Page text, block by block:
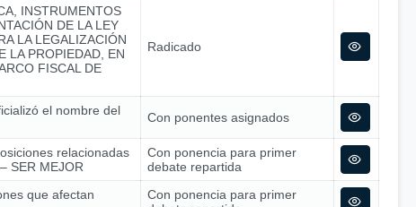
INSTRUMENTOS
DE LA LEY
LA LEGALIZACIÓN
LA PROPIEDAD, EN
FISCAL DE
Radicado
el nombre del
Con ponentes asignados
relacionadas
SER MEJOR
Con ponencia para primer
debate repartida
que afectan
Con ponencia para primer